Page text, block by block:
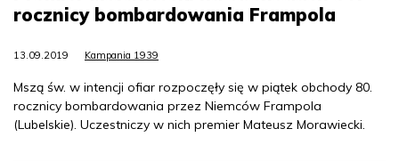
rocznicy bombardowania Frampola
13.09.2019 Kampania 1939
Mszą św. w intencji ofiar rozpoczęły się w piątek obchody 80.
rocznicy bombardowania przez Niemców Frampola
(Lubelskie). Uczestniczy w nich premier Mateusz Morawiecki.